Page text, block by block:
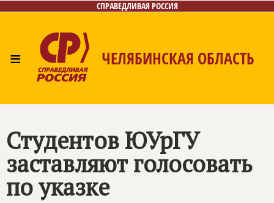
СПРАВЕДЛИВАЯ РОССИЯ
≡ ЧЕЛЯБИНСКАЯ ОБЛАСТЬ
Контакты
Студентов ЮУрГУ
заставляют голосовать
по указке